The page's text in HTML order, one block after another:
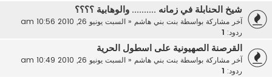
شيخ الحنابلة في زمانه .......... والوهابية ؟؟؟؟
آخر مشاركة بواسطة بنت بني هاشم« السبت يونيو 26, 2010 10:56 am
ردود:
القرصنة الصهيونية على اسطول الحرية
آخر مشاركة بواسطة بنت بني هاشم« السبت يونيو 26, 2010 10:49 am
ردود: